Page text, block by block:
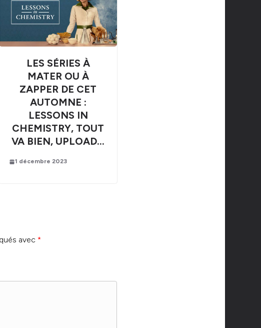
LES SÉRIES À
MATER OU À
ZAPPER DE CET
AUTOMNE :
LESSONS IN
CHEMISTRY, TOUT
VA BIEN, UPLOAD…
1 décembre 2023
avec *